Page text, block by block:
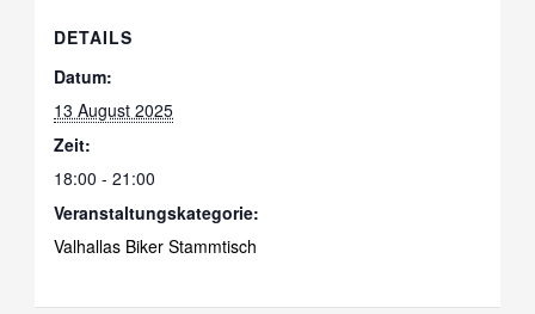
DETAILS
Datum:
13 August 2025
Zeit:
18:00 - 21:00
Veranstaltungskategorie:
Valhallas Biker Stammtisch